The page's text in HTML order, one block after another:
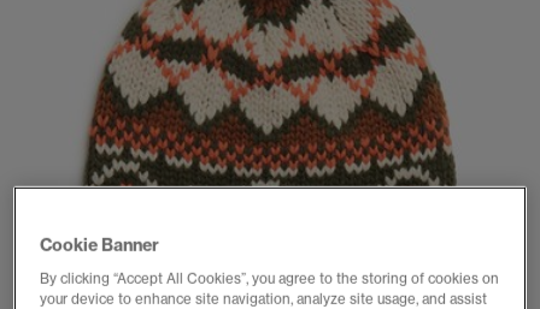
Cookie Banner
By clicking “Accept All Cookies”, you agree to the storing of cookies on
your device to enhance site navigation, analyze site usage, and assist